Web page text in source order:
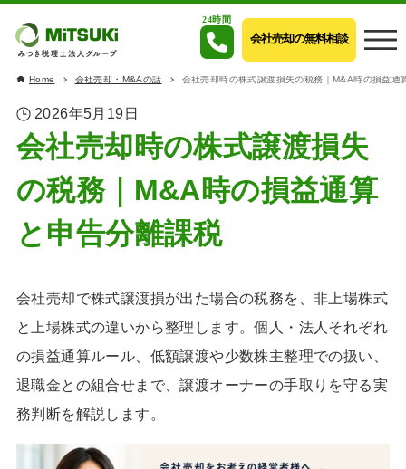
24時間
会社売却の無料相談
Home 会社売却・M&Aの話 会社売却時の株式譲渡損失の税務｜M&A時の損益通
2026年5月19日
会社売却時の株式譲渡損失
の税務｜M&A時の損益通算
と申告分離課税
会社売却で株式譲渡損が出た場合の税務を、非上場株式
と上場株式の違いから整理します。個人・法人それぞれ
の損益通算ルール、低額譲渡や少数株主整理での扱い、
退職金との組合せまで、譲渡オーナーの手取りを守る実
務判断を解説します。